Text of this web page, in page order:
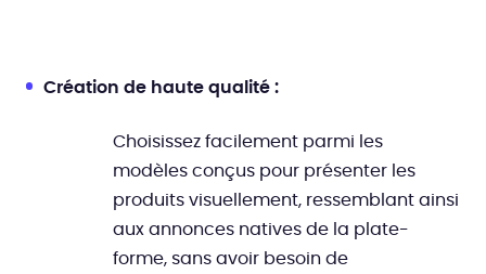
Création de haute qualité :
Choisissez facilement parmi les
modèles conçus pour présenter les
produits visuellement, ressemblant ainsi
aux annonces natives de la plate-
forme, sans avoir besoin de